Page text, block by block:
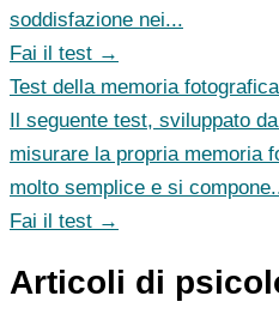
soddisfazione nei...
Fai il test →
Test della memoria
Il seguente test, sviluppato
misurare la propria memoria
molto semplice e si
Fai il test →
Articoli di